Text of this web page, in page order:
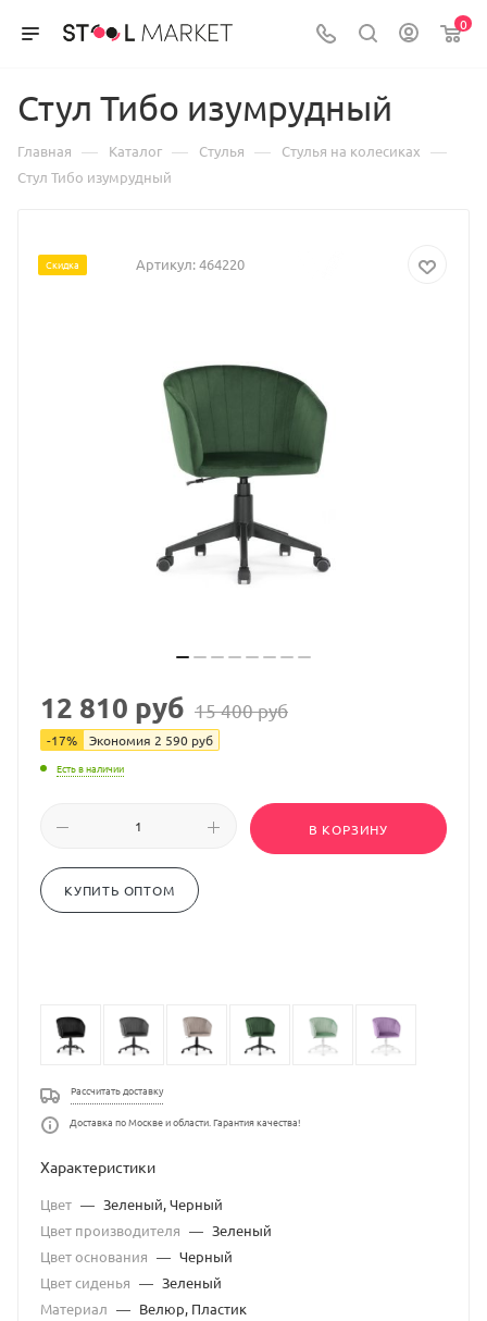
0
Стул Тибо изумрудный
Главная — Каталог — Стулья — Стулья на колесиках —
Стул Тибо изумрудный
Скидка Артикул:464220
12 810 руб 15 400руб
-17% Экономия 2 590 руб
Есть в наличии
В КОРЗИНУ
КУПИТЬ ОПТОМ
Рассчитать доставку
Доставка по Москве и области. Гарантия качества!
Характеристики
Цвет — Зеленый, Черный
Цвет производителя — Зеленый
Цвет основания — Черный
Цвет сиденья — Зеленый
Материал — Велюр, Пластик